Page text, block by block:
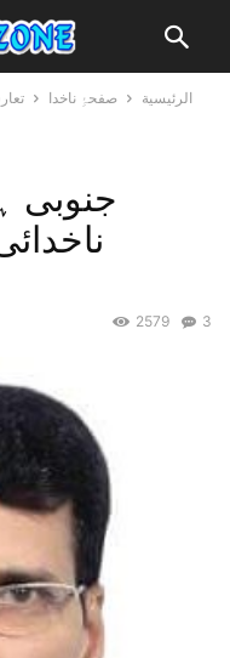
الرئيسية صفحۂِ ناخدا
جنوبی
3
2579